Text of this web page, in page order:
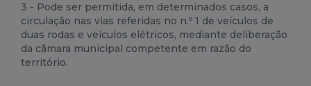
3 - Pode ser permitida, em determinados casos, a
circulação nas vias referidas no n.º 1 de veículos de
duas rodas e veículos elétricos, mediante deliberação
da câmara municipal competente em razão do
território.